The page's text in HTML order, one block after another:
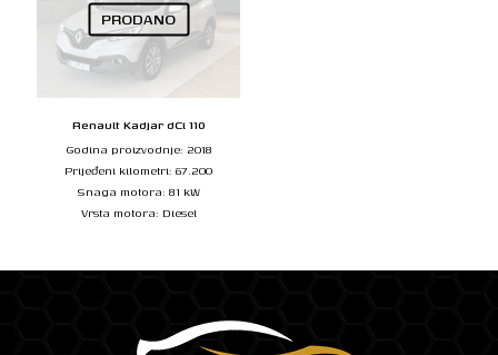
PRODANO
Renault Kadjar dCi 110
Godina proizvodnje: 2018
Prijeđeni kilometri: 67.200
Snaga motora: 81 kW
Vrsta motora: Diesel